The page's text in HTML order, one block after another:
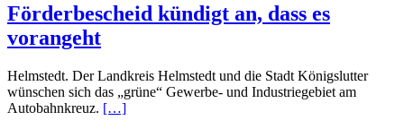
Förderbescheid kündigt an, dass es
vorangeht
Helmstedt. Der Landkreis Helmstedt und die Stadt Königslutter
wünschen sich das „grüne“ Gewerbe- und Industriegebiet am
Autobahnkreuz. […]